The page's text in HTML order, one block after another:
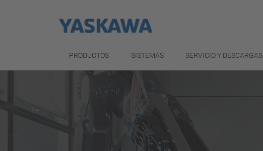
PRODUCTOS SISTEMAS SERVICIO Y DESCARGAS